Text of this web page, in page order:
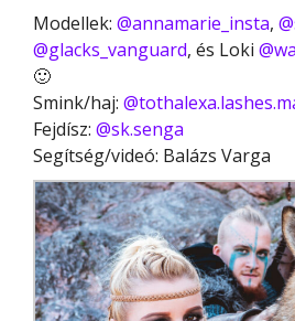
Modellek: @annamarie_insta,
@glacks_vanguard, és Loki
🙂
Smink/haj:
Fejdísz: @sk.senga
Segítség/videó: Balázs Varga